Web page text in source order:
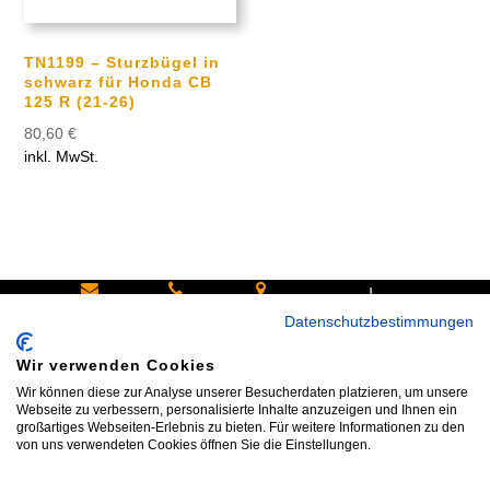
TN1199 – Sturzbügel in
schwarz für Honda CB
125 R (21-26)
80,60€
inkl. MwSt.
info@bike
shop24.n
et
an:
Tel.+49
172 40 59
85540
Haar bei
|
Datenschutzbestimmungen
Wir verwenden Cookies
Wir können diese zur Analyse unserer Besucherdaten platzieren, um unsere
Webseite zu verbessern, personalisierte Inhalte anzuzeigen und Ihnen ein
großartiges Webseiten-Erlebnis zu bieten. Für weitere Informationen zu den
von uns verwendeten Cookies öffnen Sie die Einstellungen.